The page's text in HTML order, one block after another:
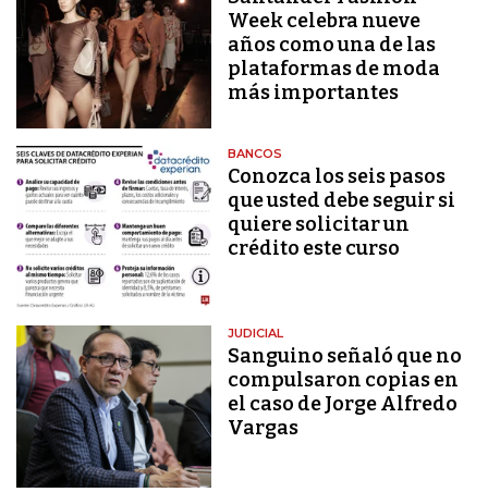
Week celebra nueve
años como una de las
plataformas de moda
más importantes
BANCOS
Conozca los seis pasos
que usted debe seguir si
quiere solicitar un
crédito este curso
JUDICIAL
Sanguino señaló que no
compulsaron copias en
el caso de Jorge Alfredo
Vargas